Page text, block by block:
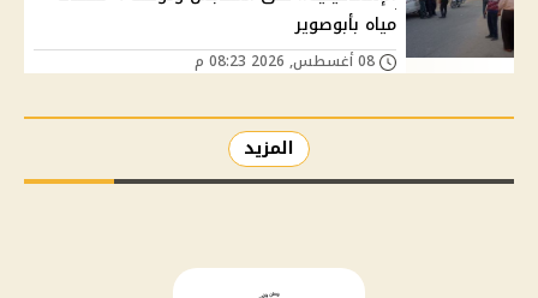
مياه بأبوصوير
المزيد